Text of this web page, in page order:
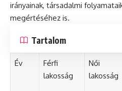
irányainak, társadalmi
megértéséhez is.
Tartalom
Év
Férfi
lakosság
Női
lakosság